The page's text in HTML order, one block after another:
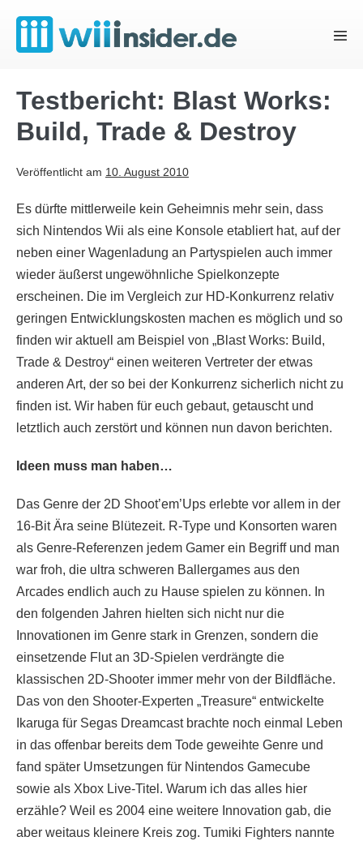
Inhalt
springen
Testbericht: Blast Works:
Build, Trade & Destroy
Veröffentlicht am 10. August 2010
Es dürfte mittlerweile kein Geheimnis mehr sein, dass
sich Nintendos Wii als eine Konsole etabliert hat, auf der
neben einer Wagenladung an Partyspielen auch immer
wieder äußerst ungewöhnliche Spielkonzepte
erscheinen. Die im Vergleich zur HD-Konkurrenz relativ
geringen Entwicklungskosten machen es möglich und so
finden wir aktuell am Beispiel von „Blast Works: Build,
Trade & Destroy“ einen weiteren Vertreter der etwas
anderen Art, der so bei der Konkurrenz sicherlich nicht zu
finden ist. Wir haben für euch gebaut, getauscht und
letztlich auch zerstört und können nun davon berichten.
Ideen muss man haben…
Das Genre der 2D Shoot’em’Ups erlebte vor allem in der
16-Bit Ära seine Blütezeit. R-Type und Konsorten waren
als Genre-Referenzen jedem Gamer ein Begriff und man
war froh, die ultra schweren Ballergames aus den
Arcades endlich auch zu Hause spielen zu können. In
den folgenden Jahren hielten sich nicht nur die
Innovationen im Genre stark in Grenzen, sondern die
einsetzende Flut an 3D-Spielen verdrängte die
klassischen 2D-Shooter immer mehr von der Bildfläche.
Das von den Shooter-Experten „Treasure“ entwickelte
Ikaruga für Segas Dreamcast brachte noch einmal Leben
in das offenbar bereits dem Tode geweihte Genre und
fand später Umsetzungen für Nintendos Gamecube
sowie als Xbox Live-Titel. Warum ich das alles hier
erzähle? Weil es 2004 eine weitere Innovation gab, die
aber weitaus kleinere Kreis zog. Tumiki Fighters nannte